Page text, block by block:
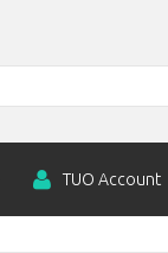
TUO Account